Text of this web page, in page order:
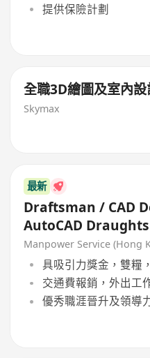
提供保險計劃
全職3D繪圖及室內
Skymax
最新
Draftsman / CAD
AutoCAD
Manpower Service (Hong
具吸引力獎金，雙糧
交通費報銷，外出工
優秀職涯晉升及領導